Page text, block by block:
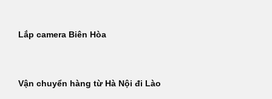
Lắp camera Biên Hòa
Vận chuyển hàng từ Hà Nội đi Lào